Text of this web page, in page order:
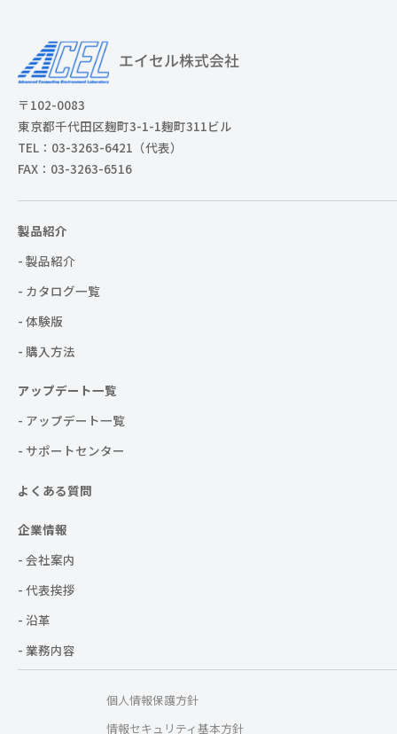
〒102-0083
東京都千代田区麹町3-1-1麹町311ビル
TEL：03-3263-6421（代表）
FAX：03-3263-6516
製品紹介
- 製品紹介
- カタログ一覧
- 体験版
- 購入方法
アップデート一覧
- アップデート一覧
- サポートセンター
よくある質問
企業情報
- 会社案内
- 代表挨拶
- 沿革
- 業務内容
個人情報保護方針
情報セキュリティ基本方針